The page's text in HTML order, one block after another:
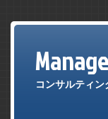
コンサルティ